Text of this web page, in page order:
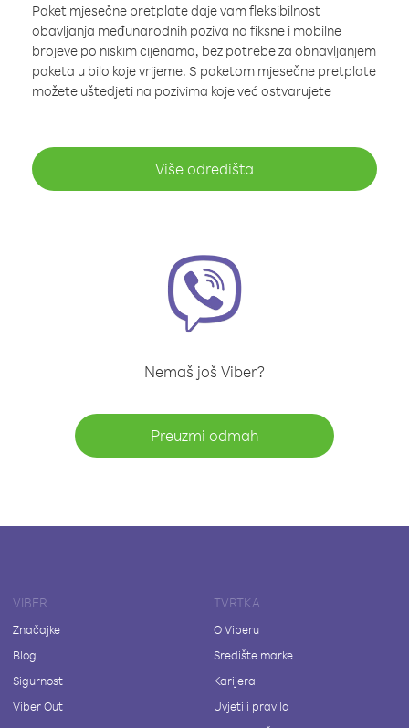
Paket mjesečne pretplate daje vam fleksibilnost
obavljanja međunarodnih poziva na fiksne i mobilne
brojeve po niskim cijenama, bez potrebe za obnavljanjem
paketa u bilo koje vrijeme. S paketom mjesečne pretplate
možete uštedjeti na pozivima koje već ostvarujete
Više odredišta
Nemaš još Viber?
Preuzmi odmah
VIBER
Značajke
Blog
Sigurnost
Viber Out
TVRTKA
O Viberu
Središte marke
Karijera
Uvjeti i pravila